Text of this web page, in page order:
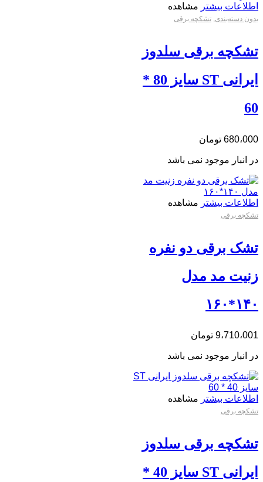
اطلاعات بیشتر مشاهده
بدون دسته‌بندی, تشکچه برقی
تشکچه برقی سلدوز
ایرانی ST سایز 80 *
60
680،000 تومان
در انبار موجود نمی باشد
اطلاعات بیشتر مشاهده
تشکچه برقی
تشک برقی دو نفره
زنیت مد مدل
۱۴۰*۱۶۰
9،710،001 تومان
در انبار موجود نمی باشد
اطلاعات بیشتر مشاهده
تشکچه برقی
تشکچه برقی سلدوز
ایرانی ST سایز 40 *